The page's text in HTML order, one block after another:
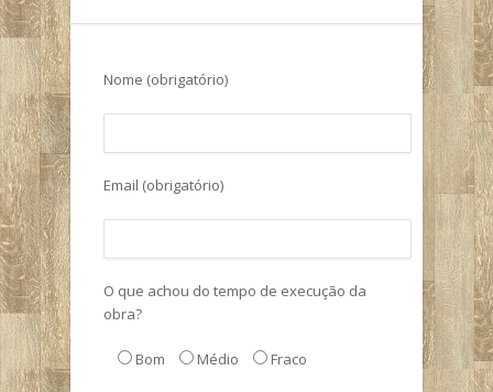
Nome (obrigatório)
Email (obrigatório)
O que achou do tempo de execução da
obra?
Bom Médio Fraco